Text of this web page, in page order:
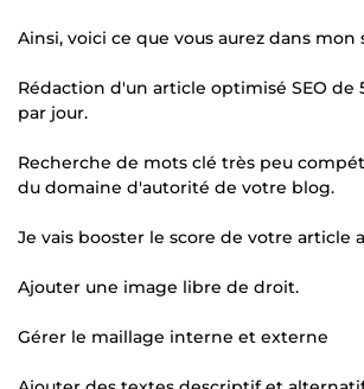
Ainsi, voici ce que vous aurez dans mon
Rédaction d'un article optimisé SEO de
par jour.
Recherche de mots clé très peu
du domaine d'autorité de votre blog.
Je vais booster le score de votre article
Ajouter une image libre de droit.
Gérer le maillage interne et externe